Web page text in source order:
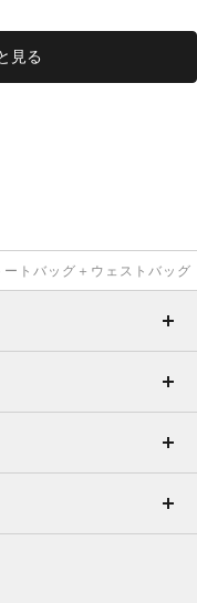
見る
ートバッグ＋ウェストバッグ